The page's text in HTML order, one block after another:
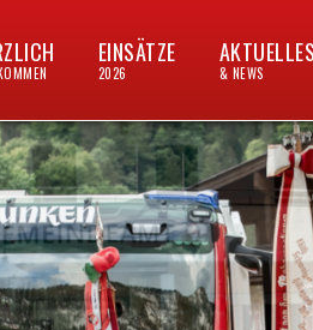
EINSÄTZE
2026
AKTUELLES
& NEWS